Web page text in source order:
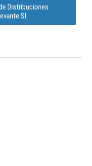
Distribuciones
Sl.